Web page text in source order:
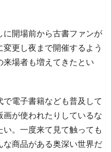
開場前から古書ファンが
更し夜まで開催するよう
場者も増えてきたとい
電子書籍なども普及して
が使われたりしているな
。一度来て見て触っても
な商品がある奥深い世界だ